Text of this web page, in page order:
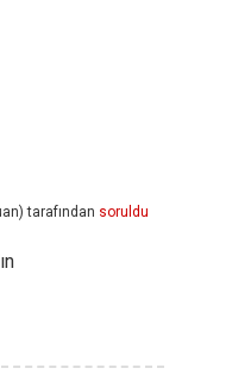
tarafından soruldu